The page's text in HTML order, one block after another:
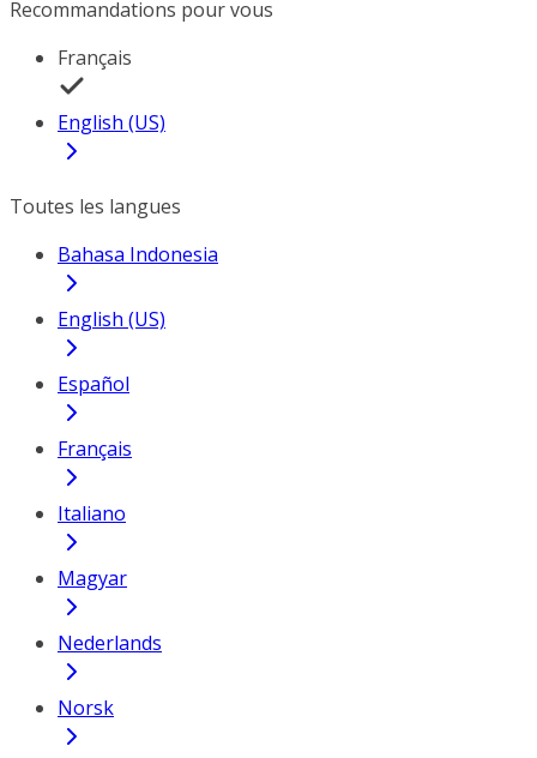
Recommandations pour vous
Français
English (US)
Toutes les langues
Bahasa Indonesia
English (US)
Español
Français
Italiano
Magyar
Nederlands
Norsk